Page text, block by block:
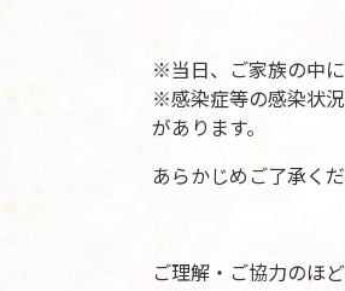
※当日、ご家族の中
※感染症等の感染状
があります。
あらかじめご了承くだ
ご理解・ご協力のほ